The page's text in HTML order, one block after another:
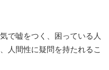
で嘘をつく、困っている人
人間性に疑問を持たれるこ